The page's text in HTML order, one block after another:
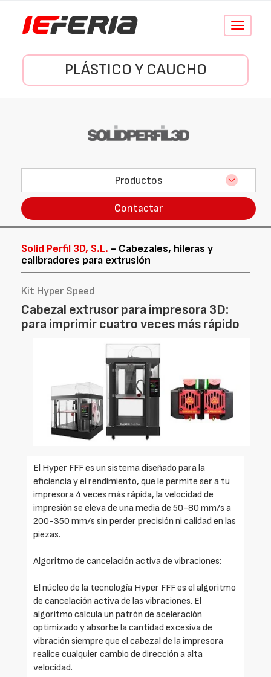
Conmutar
PLÁSTICO Y CAUCHO
Productos
Contactar
Solid Perfil 3D, S.L. - Cabezales, hileras y
calibradores para extrusión
Kit Hyper Speed
Cabezal extrusor para impresora 3D:
para imprimir cuatro veces más rápido
El Hyper FFF es un sistema diseñado para la
eficiencia y el rendimiento, que le permite ser a tu
impresora 4 veces más rápida, la velocidad de
impresión se eleva de una media de 50-80 mm/s a
200-350 mm/s sin perder precisión ni calidad en las
piezas.
Algoritmo de cancelación activa de vibraciones:
El núcleo de la tecnología Hyper FFF es el algoritmo
de cancelación activa de las vibraciones. El
algoritmo calcula un patrón de aceleración
optimizado y absorbe la cantidad excesiva de
vibración siempre que el cabezal de la impresora
realice cualquier cambio de dirección a alta
velocidad.